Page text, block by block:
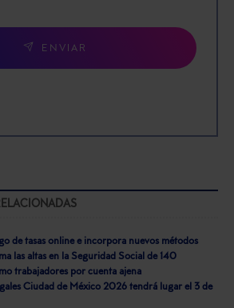
ENVIAR
de tasas online e incorpora nuevos métodos
las altas en la Seguridad Social de 140
trabajadores por cuenta ajena
Ciudad de México 2026 tendrá lugar el 3 de